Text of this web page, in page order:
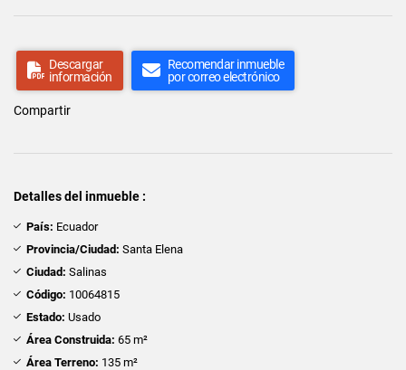
Descargar
información
Recomendar inmueble
por correo electrónico
Compartir
Detalles del inmueble :
País: Ecuador
Provincia/Ciudad: Santa Elena
Ciudad: Salinas
Código: 10064815
Estado: Usado
Área Construida: 65 m²
Área Terreno: 135 m²